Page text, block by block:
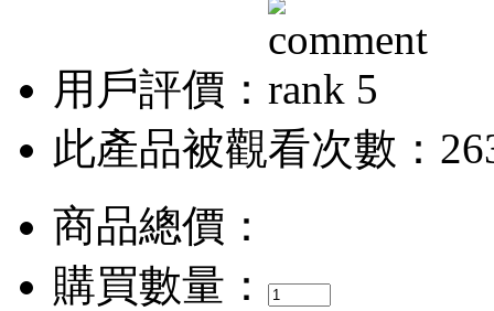
用戶評價：
此產品被觀看次數：
商品總價：
購買數量：